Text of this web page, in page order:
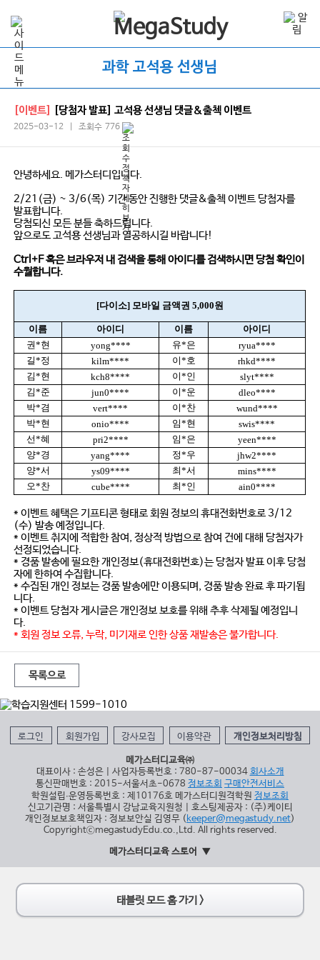
과학 고석용 선생님
[이벤트] [당첨자 발표] 고석용 선생님 댓글&출첵 이벤트
2025-03-12 | 조회수 776
안녕하세요. 메가스터디입니다.
2/21(금) ~ 3/6(목) 기간 동안 진행한 댓글&출첵 이벤트 당첨자를
발표합니다.
당첨되신 모든 분들 축하드립니다.
앞으로도 고석용 선생님과 열공하시길 바랍니다!
Ctrl+F 혹은 브라우저 내 검색을 통해 아이디를 검색하시면 당첨 확인이
수월합니다.
[다이소] 모바일 금액권 5,000원
이름 아이디 이름
아이디
권*현
yong**** 유*은
ryua****
길*정
kilm**** 이*호
rhkd****
김*현
kch8**** 이*인
slyt****
김*준
jun0**** 이*운
dleo****
박*겸
vert**** 이*찬
wund****
박*현
onio**** 임*현
swis****
선*혜
pri2**** 임*은
yeen****
양*경
yang**** 정*우
jhw2****
양*서
ys09**** 최*서
mins****
오*찬
cube**** 최*인 ain0****
* 이벤트 혜택은 기프티콘 형태로 회원 정보의 휴대전화번호로 3/12
(수) 발송 예정입니다.
* 이벤트 취지에 적합한 참여, 정상적 방법으로 참여 건에 대해 당첨자가
선정되었습니다.
* 경품 발송에 필요한 개인정보(휴대전화번호)는 당첨자 발표 이후 당첨
자에 한하여 수집합니다.
* 수집된 개인 정보는 경품 발송에만 이용되며, 경품 발송 완료 후 파기됩
니다.
* 이벤트 당첨자 게시글은 개인정보 보호를 위해 추후 삭제될 예정입니
다.
* 회원 정보 오류, 누락, 미기재로 인한 상품 재발송은 불가합니다.
목록으로
로그인 회원가입 강사모집 이용약관 개인정보처리방침
메가스터디교육㈜
대표이사 : 손성은 | 사업자등록번호 : 780-87-00034 회사소개
통신판매번호 : 2015-서울서초-0678 정보조회 구매안전서비스
학원설립∙운영등록번호 : 제10176호 메가스터디원격학원 정보조회
신고기관명 : 서울특별시 강남교육지원청 | 호스팅제공자 : (주)케이티
개인정보보호책임자 : 정보보안실 김영무 (keeper@megastudy.net)
CopyrightⓒmegastudyEdu.co.,Ltd. All rights reserved.
메가스터디교육 스토어
태블릿 모드 홈 가기 >